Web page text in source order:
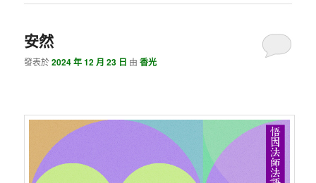
安然
發表於2024 年 12 月 23 日 由香光